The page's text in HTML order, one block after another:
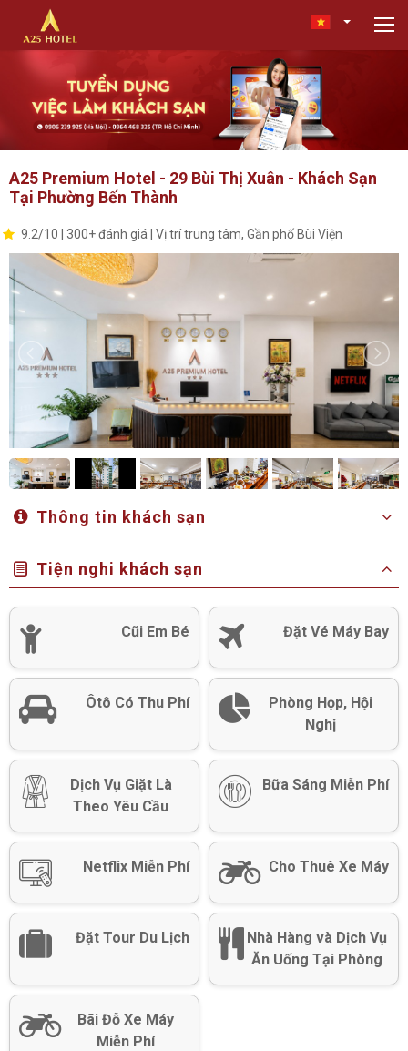
A25 Premium Hotel - 29 Bùi Thị Xuân - Khách Sạn
Tại Phường Bến Thành
9.2/10 | 300+ đánh giá | Vị trí trung tâm, Gần phố Bùi Viện
Thông tin khách sạn
Tiện nghi khách sạn
Cũi Em Bé Đặt Vé Máy Bay
Ôtô Có Thu Phí
Phòng Họp, Hội
Nghị
Dịch Vụ Giặt Là
Theo Yêu Cầu
Bữa Sáng Miễn Phí
Netflix Miễn Phí Cho Thuê Xe Máy
Đặt Tour Du Lịch
Nhà Hàng và Dịch Vụ
Ăn Uống Tại Phòng
Bãi Đỗ Xe Máy
Miễn Phí